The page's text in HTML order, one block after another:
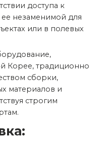
доступа к
ее незаменимой для
или в полевых
Корее, традиционно
сборки,
материалов и
строгим